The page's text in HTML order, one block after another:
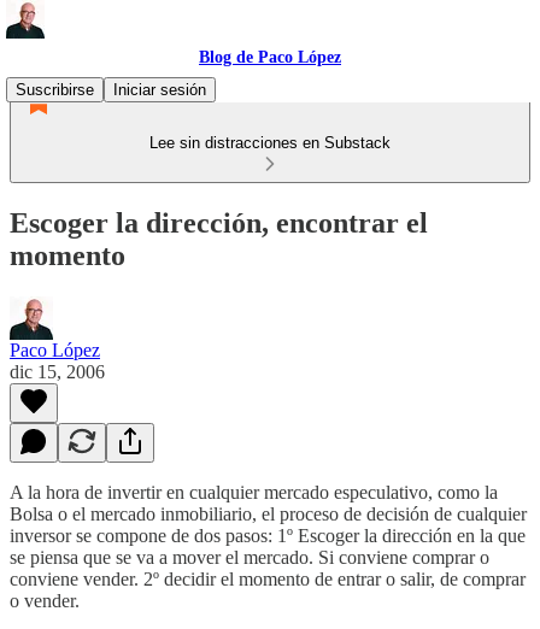
Blog de Paco López
Suscribirse
Iniciar sesión
Lee sin distracciones en Substack
Escoger la dirección, encontrar el
momento
Paco López
dic 15, 2006
A la hora de invertir en cualquier mercado especulativo, como la
Bolsa o el mercado inmobiliario, el proceso de decisión de cualquier
inversor se compone de dos pasos: 1º Escoger la dirección en la que
se piensa que se va a mover el mercado. Si conviene comprar o
conviene vender. 2º decidir el momento de entrar o salir, de comprar
o vender.